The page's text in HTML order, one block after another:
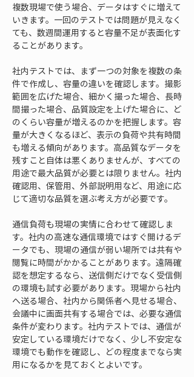
複数現場で使う場合、データはすぐに増えて
いきます。一回のテストでは問題が見えなく
ても、数週間運用すると容量不足が表面化す
ることがあります。
社内テストでは、まず一つの対象を複数の条
件で作成し、容量の違いを確認します。撮影
範囲を広げた場合、細かく撮った場合、長時
間撮った場合、品質設定を上げた場合に、ど
のくらい容量が増えるのかを把握します。容
量が大きくなるほど、表示の負荷や共有時間
も増える傾向があります。高品質なデータを
残すこと自体は悪くありませんが、すべての
用途で最大品質が必要とは限りません。社内
確認用、保管用、外部説明用など、用途に応
じて適切な品質を選ぶ考え方が必要です。
通信負荷も現場の実情に合わせて確認しま
す。社内の高速な通信環境ではすぐ開けるデ
ータでも、現場の通信が弱い場所では共有や
閲覧に時間がかかることがあります。遠隔確
認を想定するなら、送信側だけでなく受信側
の環境も試す必要があります。現場から社内
へ送る場合、社内から関係者へ見せる場合、
会議中に画面共有する場合では、必要な通信
条件が変わります。社内テストでは、通信が
安定している環境だけでなく、少し不安定な
環境でも動作を確認し、どの程度までなら実
用になるかを見ておくとよいです。